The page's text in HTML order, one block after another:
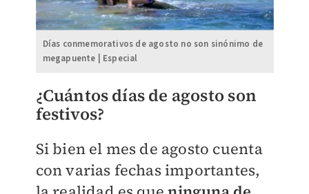
Días conmemorativos de agosto no son sinónimo de
megapuente | Especial
¿Cuántos días de agosto son
festivos?
Si bien el mes de agosto cuenta
con varias fechas importantes,